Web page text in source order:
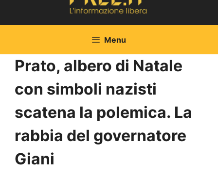
Menu
Prato, albero di Natale
con simboli nazisti
scatena la polemica. La
rabbia del governatore
Giani